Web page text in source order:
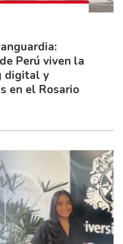
Perú viven la
digital y
en el Rosario